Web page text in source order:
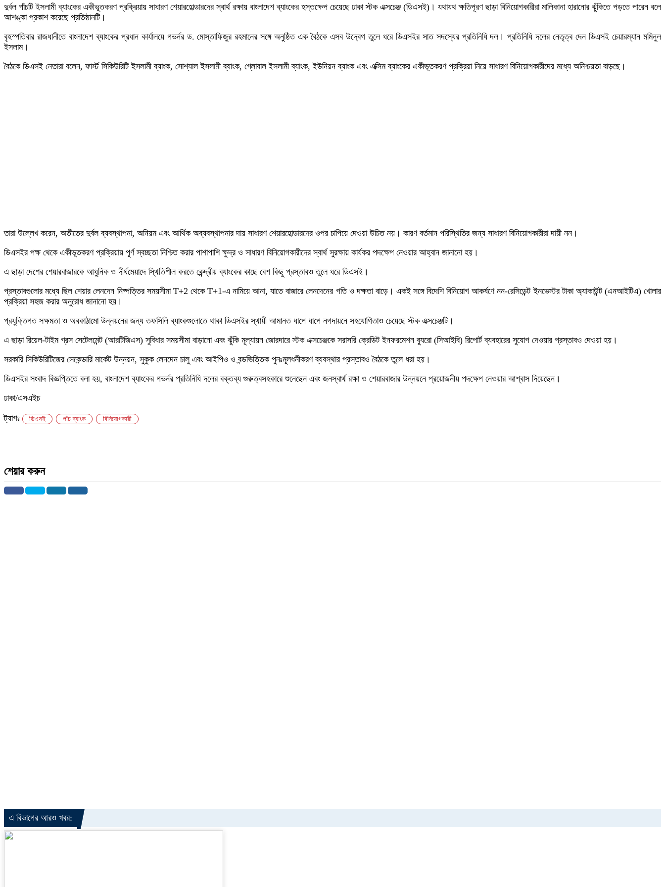
দুর্বল পাঁচটি ইসলামী ব্যাংকের একীভূতকরণ প্রক্রিয়ায় সাধারণ শেয়ারহোল্ডারদের স্বার্থ রক্ষায় বাংলাদেশ ব্যাংকের হস্তক্ষেপ চেয়েছে ঢাকা স্টক এক্সচেঞ্জ (ডিএসই)। যথাযথ ক্ষতিপূরণ ছাড়া বিনিয়োগকারীরা মালিকানা হারানোর ঝুঁকিতে পড়তে পারেন বলে
আশঙ্কা প্রকাশ করেছে প্রতিষ্ঠানটি।
বৃহস্পতিবার রাজধানীতে বাংলাদেশ ব্যাংকের প্রধান কার্যালয়ে গভর্নর ড. মোস্তাফিজুর রহমানের সঙ্গে অনুষ্ঠিত এক বৈঠকে এসব উদ্বেগ তুলে ধরে ডিএসইর সাত সদস্যের প্রতিনিধি দল। প্রতিনিধি দলের নেতৃত্ব দেন ডিএসই চেয়ারম্যান মমিনুল
ইসলাম।
বৈঠকে ডিএসই নেতারা বলেন, ফার্স্ট সিকিউরিটি ইসলামী ব্যাংক, সোশ্যাল ইসলামী ব্যাংক, গ্লোবাল ইসলামী ব্যাংক, ইউনিয়ন ব্যাংক এবং এক্সিম ব্যাংকের একীভূতকরণ প্রক্রিয়া নিয়ে সাধারণ বিনিয়োগকারীদের মধ্যে অনিশ্চয়তা বাড়ছে।
তারা উল্লেখ করেন, অতীতের দুর্বল ব্যবস্থাপনা, অনিয়ম এবং আর্থিক অব্যবস্থাপনার দায় সাধারণ শেয়ারহোল্ডারদের ওপর চাপিয়ে দেওয়া উচিত নয়। কারণ বর্তমান পরিস্থিতির জন্য সাধারণ বিনিয়োগকারীরা দায়ী নন।
ডিএসইর পক্ষ থেকে একীভূতকরণ প্রক্রিয়ায় পূর্ণ স্বচ্ছতা নিশ্চিত করার পাশাপাশি ক্ষুদ্র ও সাধারণ বিনিয়োগকারীদের স্বার্থ সুরক্ষায় কার্যকর পদক্ষেপ নেওয়ার আহ্বান জানানো হয়।
এ ছাড়া দেশের শেয়ারবাজারকে আধুনিক ও দীর্ঘমেয়াদে স্থিতিশীল করতে কেন্দ্রীয় ব্যাংকের কাছে বেশ কিছু প্রস্তাবও তুলে ধরে ডিএসই।
প্রস্তাবগুলোর মধ্যে ছিল শেয়ার লেনদেন নিষ্পত্তির সময়সীমা T+2 থেকে T+1-এ নামিয়ে আনা, যাতে বাজারে লেনদেনের গতি ও দক্ষতা বাড়ে। একই সঙ্গে বিদেশি বিনিয়োগ আকর্ষণে নন-রেসিডেন্ট ইনভেস্টর টাকা অ্যাকাউন্ট (এনআইটিএ) খোলার
প্রক্রিয়া সহজ করার অনুরোধ জানানো হয়।
প্রযুক্তিগত সক্ষমতা ও অবকাঠামো উন্নয়নের জন্য তফসিলি ব্যাংকগুলোতে থাকা ডিএসইর স্থায়ী আমানত ধাপে ধাপে নগদায়নে সহযোগিতাও চেয়েছে স্টক এক্সচেঞ্জটি।
এ ছাড়া রিয়েল-টাইম গ্রস সেটেলমেন্ট (আরটিজিএস) সুবিধার সময়সীমা বাড়ানো এবং ঝুঁকি মূল্যায়ন জোরদারে স্টক এক্সচেঞ্জকে সরাসরি ক্রেডিট ইনফরমেশন ব্যুরো (সিআইবি) রিপোর্ট ব্যবহারের সুযোগ দেওয়ার প্রস্তাবও দেওয়া হয়।
সরকারি সিকিউরিটিজের সেকেন্ডারি মার্কেট উন্নয়ন, সুকুক লেনদেন চালু এবং আইপিও ও বন্ডভিত্তিক পুনঃমূলধনীকরণ ব্যবস্থার প্রস্তাবও বৈঠকে তুলে ধরা হয়।
ডিএসইর সংবাদ বিজ্ঞপ্তিতে বলা হয়, বাংলাদেশ ব্যাংকের গভর্নর প্রতিনিধি দলের বক্তব্য গুরুত্বসহকারে শুনেছেন এবং জনস্বার্থ রক্ষা ও শেয়ারবাজার উন্নয়নে প্রয়োজনীয় পদক্ষেপ নেওয়ার আশ্বাস দিয়েছেন।
ঢাকা/এসএইচ
ট্যাগঃ ডিএসই পাঁচ ব্যাংক বিনিয়োগকারী
শেয়ার করুন
এ বিভাগের আরও খবর: